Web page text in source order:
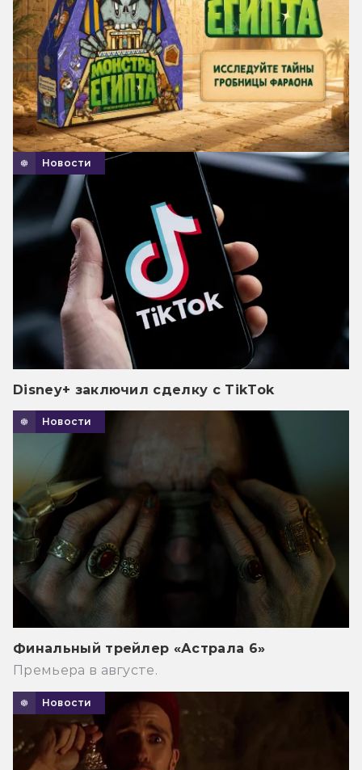
Новости
Disney+ заключил сделку с TikTok
Новости
Финальный трейлер «Астрала 6»
Премьера в августе.
Новости